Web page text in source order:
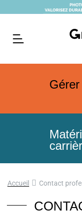
Accueil Contact